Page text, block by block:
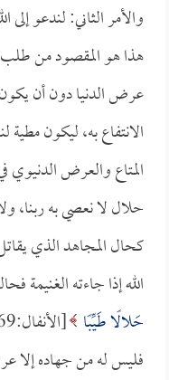
والأمر الثاني: لندعو
هذا هو المقصود من
عرض الدنيا دون أن يكون
الانتفاع به، ليكون
المتاع والعرض الدنيوي
حلال لا نعصي به ربنا،
كحال المجاهد الذي
الله إذا جاءته الغنيمة
حَلالًا طَيِّبًا
فليس له من جهاده إلا